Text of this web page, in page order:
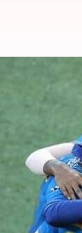
ఈసారీ
ఈ వార్తాకథనం
గతేడాది
నిలవడం
ఈ ఏడాది
కెప్టెన్